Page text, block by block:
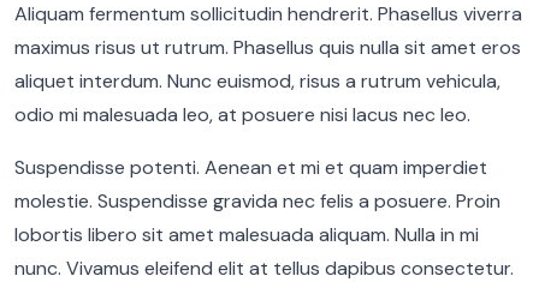
Aliquam fermentum sollicitudin hendrerit. Phasellus viverra
maximus risus ut rutrum. Phasellus quis nulla sit amet eros
aliquet interdum. Nunc euismod, risus a rutrum vehicula,
odio mi malesuada leo, at posuere nisi lacus nec leo.
Suspendisse potenti. Aenean et mi et quam imperdiet
molestie. Suspendisse gravida nec felis a posuere. Proin
lobortis libero sit amet malesuada aliquam. Nulla in mi
nunc. Vivamus eleifend elit at tellus dapibus consectetur.